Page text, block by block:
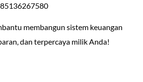
membangun sistem keuangan
dan terpercaya milik Anda!